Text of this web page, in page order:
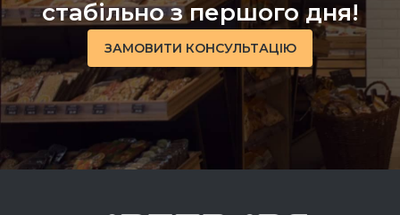
стабільно з першого дня!
ЗАМОВИТИ КОНСУЛЬТАЦІЮ